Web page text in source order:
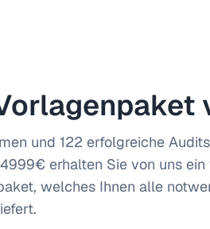
und 122 erfolgreiche
erhalten Sie von uns
welches Ihnen alle